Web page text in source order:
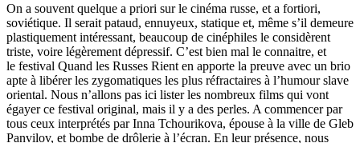
On a souvent quelque a priori sur le cinéma russe, et a fortiori,
soviétique. Il serait pataud, ennuyeux, statique et, même s’il demeure
plastiquement intéressant, beaucoup de cinéphiles le considèrent
triste, voire légèrement dépressif. C’est bien mal le connaitre, et
le festival Quand les Russes Rient en apporte la preuve avec un brio
apte à libérer les zygomatiques les plus réfractaires à l’humour slave
oriental. Nous n’allons pas ici lister les nombreux films qui vont
égayer ce festival original, mais il y a des perles. A commencer par
tous ceux interprétés par Inna Tchourikova, épouse à la ville de Gleb
Panvilov, et bombe de drôlerie à l’écran. En leur présence, nous